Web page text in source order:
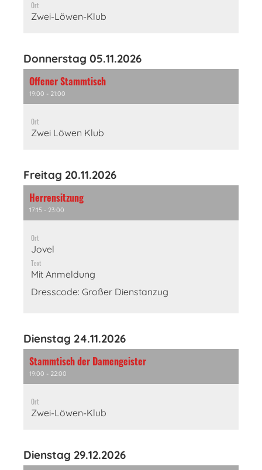
Ort
Zwei-Löwen-Klub
Donnerstag 05.11.2026
Offener Stammtisch
19:00 - 21:00
Ort
Zwei Löwen Klub
Freitag 20.11.2026
Herrensitzung
17:15 - 23:00
Ort
Jovel
Text
Mit Anmeldung
Dresscode: Großer Dienstanzug
Dienstag 24.11.2026
Stammtisch der Damengeister
19:00 - 22:00
Ort
Zwei-Löwen-Klub
Dienstag 29.12.2026